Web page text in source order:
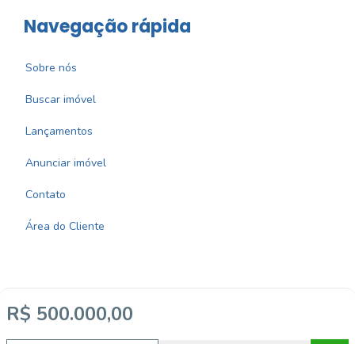
R$ 500.000,00
Navegação rápida
Sobre nós
Buscar imóvel
Lançamentos
Anunciar imóvel
Contato
Área do Cliente
Imobiliária Certificada: